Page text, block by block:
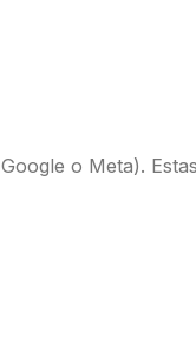
o Meta).